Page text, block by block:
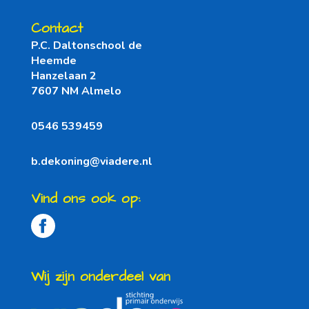
Contact
P.C. Daltonschool de
Heemde
Hanzelaan 2
7607 NM Almelo
0546 539459
b.dekoning@viadere.nl
Vind ons ook op:
Wij zijn onderdeel van